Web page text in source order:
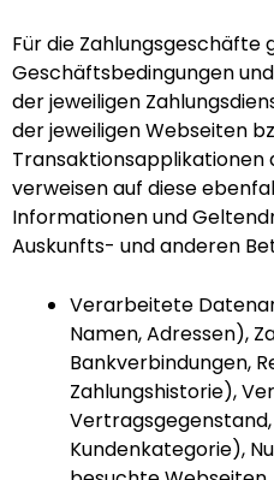
Für die Zahlungsgeschäfte
Geschäftsbedingungen
der jeweiligen
der jeweiligen Webseiten
Transaktionsapplikationen
verweisen auf diese
Informationen und
Auskunfts- und anderen
Verarbeitete
Namen, Adressen),
Bankverbindungen,
Zahlungshistorie),
Vertragsgegenstand,
Kundenkategorie),